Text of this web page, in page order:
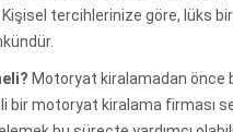
Kişisel tercihlerinize göre, lüks
Motoryat kiralamadan önce
bir motoryat kiralama firması